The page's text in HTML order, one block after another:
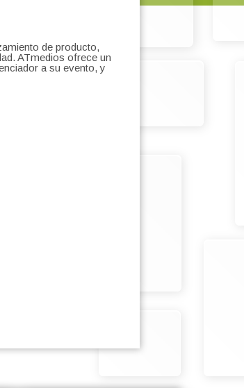
de producto,
ATmedios ofrece un
a su evento, y